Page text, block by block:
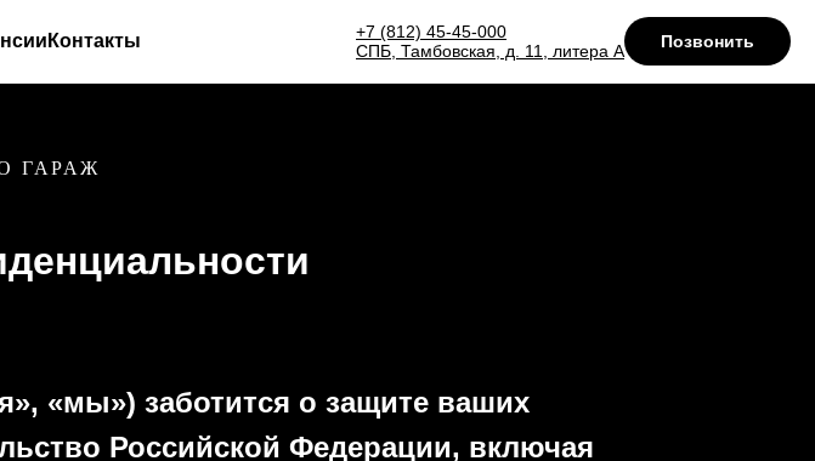
Контакты
+7 (812) 45-45-000
СПБ, Тамбовская, д. 11, литера А
Позвонить
ГАРАЖ
«мы») заботится о защите ваших
Российской Федерации, включая